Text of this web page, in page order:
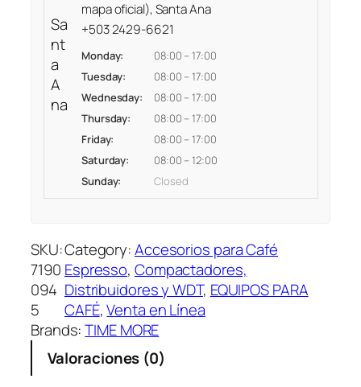
T
D
E
H
E
R
Sa
nt
a
A
na
mapa oficial), Santa Ana
+503 2429-6621
Monday:
08:00 – 17:00
Tuesday:
08:00 – 17:00
Wednesday:
08:00 – 17:00
Thursday:
08:00 – 17:00
Friday:
08:00 – 17:00
Saturday:
08:00 – 12:00
Sunday:
Closed
SKU:
7190
094
5
Category:Accesorios para Café
Espresso, Compactadores,
Distribuidores y WDT, EQUIPOS PARA
CAFÉ, Venta en Línea
Brands:TIME MORE
Valoraciones (0)